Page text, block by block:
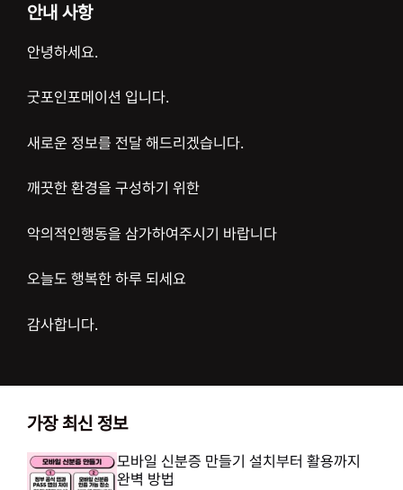
안내 사항
안녕하세요.
굿포인포메이션 입니다.
새로운 정보를 전달 해드리겠습니다.
깨끗한 환경을 구성하기 위한
악의적인행동을 삼가하여주시기 바랍니다
오늘도 행복한 하루 되세요
감사합니다.
가장 최신 정보
모바일 신분증 만들기 설치부터 활용까지
완벽 방법